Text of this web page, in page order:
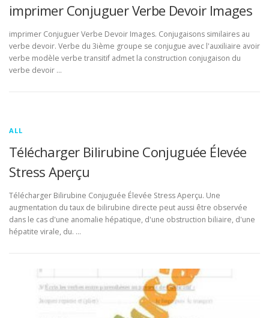
imprimer Conjuguer Verbe Devoir Images
imprimer Conjuguer Verbe Devoir Images. Conjugaisons similaires au
verbe devoir. Verbe du 3ième groupe se conjugue avec l'auxiliaire avoir
verbe modèle verbe transitif admet la construction conjugaison du
verbe devoir …
ALL
Télécharger Bilirubine Conjuguée Élevée
Stress Aperçu
Télécharger Bilirubine Conjuguée Élevée Stress Aperçu. Une
augmentation du taux de bilirubine directe peut aussi être observée
dans le cas d'une anomalie hépatique, d'une obstruction biliaire, d'une
hépatite virale, du. …